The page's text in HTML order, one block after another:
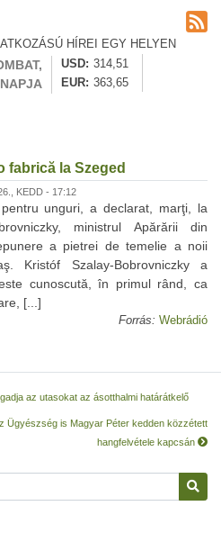
HÍREI EGY HELYEN
USD
314,51
EUR
363,65
fabrică la Szeged
KEDD - 17:12
unguri, a declarat, marţi, la
ministrul Apărării din
a pietrei de temelie a noii
Kristóf Szalay-Bobrovniczky a
cunoscută, în primul rând, ca
[...]
Forrás: Webrádió
az utasokat az ásotthalmi határátkelő
Ügyészség is Magyar Péter kedden közzétett
hangfelvétele kapcsán